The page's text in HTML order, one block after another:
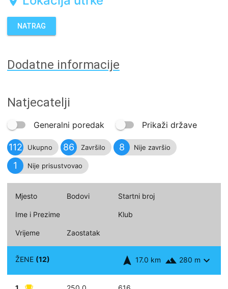
NATRAG
Dodatne informacije
Natjecatelji
Generalni poredak Prikaži države
112 Ukupno 86 Završilo 8 Nije završio
1 Nije prisustvovao
Mjesto Bodovi Startni broj
Ime i Prezime Klub
Vrijeme Zaostatak
ŽENE (12) expand_more
landscape 280 m
navigation 17.0 km